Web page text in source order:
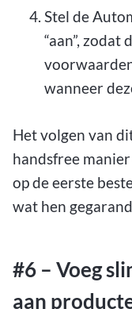
Stel de
“aan”,
wanneer
Het volgen van
handsfree
op de eerste
wat hen
#6 – Voeg
aan